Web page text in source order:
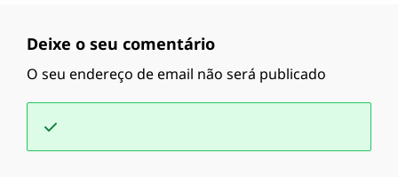
Deixe o seu comentário
O seu endereço de email não será publicado